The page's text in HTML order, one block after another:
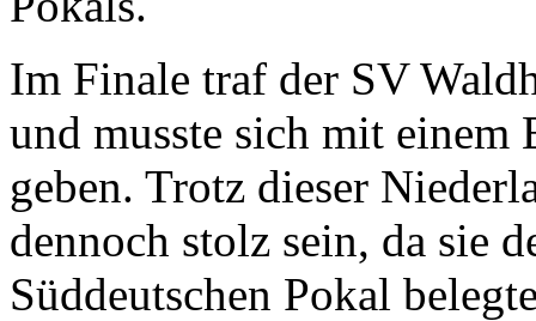
Im Finale traf der SV
und musste sich mit einem
geben. Trotz dieser
dennoch stolz sein, da sie
Süddeutschen Pokal